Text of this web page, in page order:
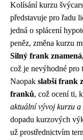
Kolísání kurzu
představuje pro řadu
jedná o splácení
peněz, změna kurzu
Silný frank
což je nevýhodné
Naopak slabší frank
franků, což ocení ti,
aktuální vývoj kurzu
dopadu kurzových
už prostřednictvím